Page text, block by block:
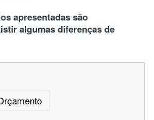
apresentadas são
algumas diferenças de